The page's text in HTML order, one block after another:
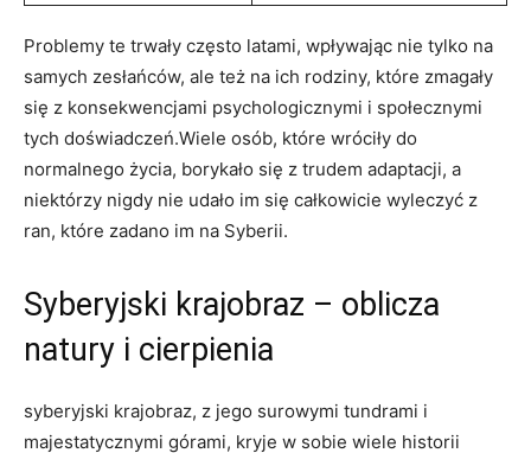
Problemy te trwały często latami, wpływając nie tylko na
samych zesłańców, ale też na ich rodziny, które zmagały
się z konsekwencjami psychologicznymi i społecznymi
tych doświadczeń.Wiele osób, które wróciły do
normalnego życia, borykało się z trudem adaptacji, a
niektórzy nigdy nie udało im się całkowicie wyleczyć z
ran, które zadano im na Syberii.
Syberyjski krajobraz – oblicza
natury i cierpienia
syberyjski krajobraz, z jego surowymi tundrami i
majestatycznymi górami, kryje w sobie wiele historii